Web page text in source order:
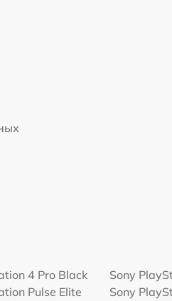
4 Pro Black
Sony
Pulse Elite
Sony